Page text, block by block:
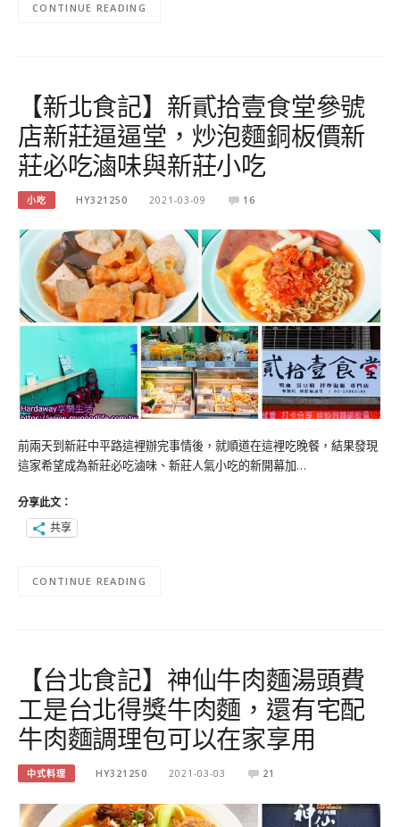
CONTINUE READING
【新北食記】新貳拾壹食堂參號
店新莊逼逼堂，炒泡麵銅板價新
莊必吃滷味與新莊小吃
小吃 HY321250 2021-03-09 16
前兩天到新莊中平路這裡辦完事情後，就順道在這裡吃晚餐，結果發現
這家希望成為新莊必吃滷味、新莊人氣小吃的新開幕加…
分享此文：
共享
CONTINUE READING
【台北食記】神仙牛肉麵湯頭費
工是台北得獎牛肉麵，還有宅配
牛肉麵調理包可以在家享用
中式料理 HY321250 2021-03-03 21